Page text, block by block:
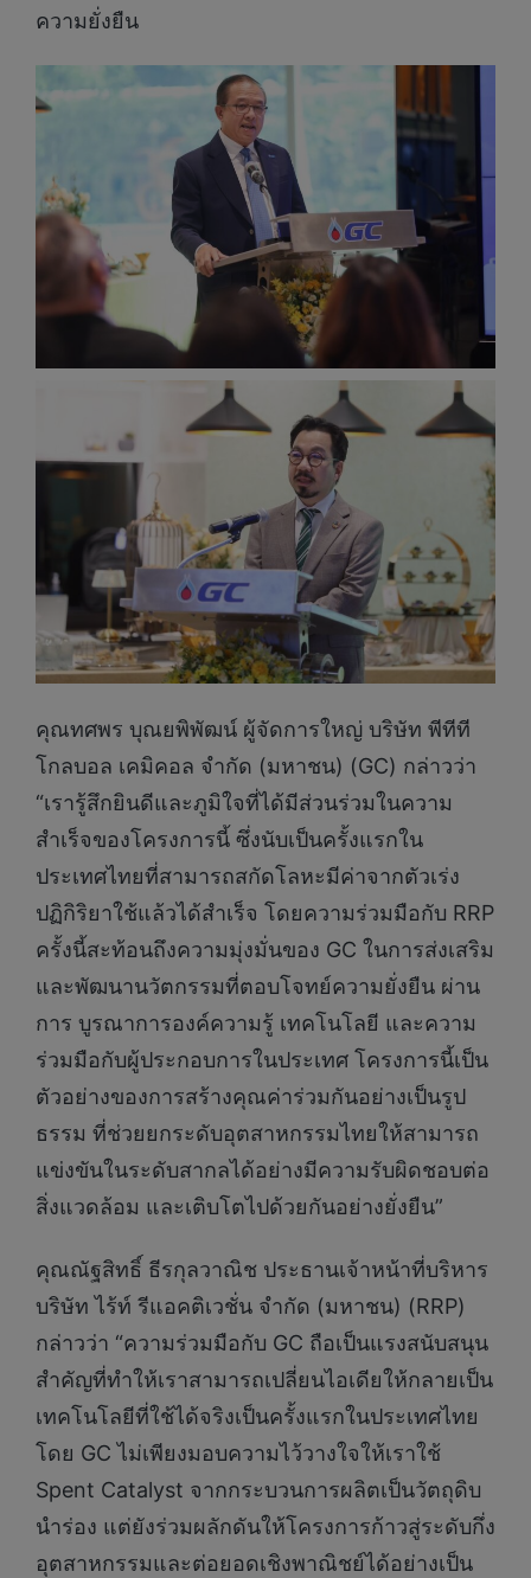
ความยั่งยืน
คุณทศพร บุณยพิพัฒน์ ผู้จัดการใหญ่ บริษัท พีทีที
โกลบอล เคมิคอล จำกัด (มหาชน) (GC) กล่าวว่า
“เรารู้สึกยินดีและภูมิใจที่ได้มีส่วนร่วมในความ
สำเร็จของโครงการนี้ ซึ่งนับเป็นครั้งแรกใน
ประเทศไทยที่สามารถสกัดโลหะมีค่าจากตัวเร่ง
ปฏิกิริยาใช้แล้วได้สำเร็จ โดยความร่วมมือกับ RRP
ครั้งนี้สะท้อนถึงความมุ่งมั่นของ GC ในการส่งเสริม
และพัฒนานวัตกรรมที่ตอบโจทย์ความยั่งยืน ผ่าน
การ บูรณาการองค์ความรู้ เทคโนโลยี และความ
ร่วมมือกับผู้ประกอบการในประเทศ โครงการนี้เป็น
ตัวอย่างของการสร้างคุณค่าร่วมกันอย่างเป็นรูป
ธรรม ที่ช่วยยกระดับอุตสาหกรรมไทยให้สามารถ
แข่งขันในระดับสากลได้อย่างมีความรับผิดชอบต่อ
สิ่งแวดล้อม และเติบโตไปด้วยกันอย่างยั่งยืน”
คุณณัฐสิทธิ์ ธีรกุลวาณิช ประธานเจ้าหน้าที่บริหาร
บริษัท ไร้ท์ รีแอคติเวชั่น จำกัด (มหาชน) (RRP)
กล่าวว่า “ความร่วมมือกับ GC ถือเป็นแรงสนับสนุน
สำคัญที่ทำให้เราสามารถเปลี่ยนไอเดียให้กลายเป็น
เทคโนโลยีที่ใช้ได้จริงเป็นครั้งแรกในประเทศไทย
โดย GC ไม่เพียงมอบความไว้วางใจให้เราใช้
Spent Catalyst จากกระบวนการผลิตเป็นวัตถุดิบ
นำร่อง แต่ยังร่วมผลักดันให้โครงการก้าวสู่ระดับกึ่ง
อุตสาหกรรมและต่อยอดเชิงพาณิชย์ได้อย่างเป็น